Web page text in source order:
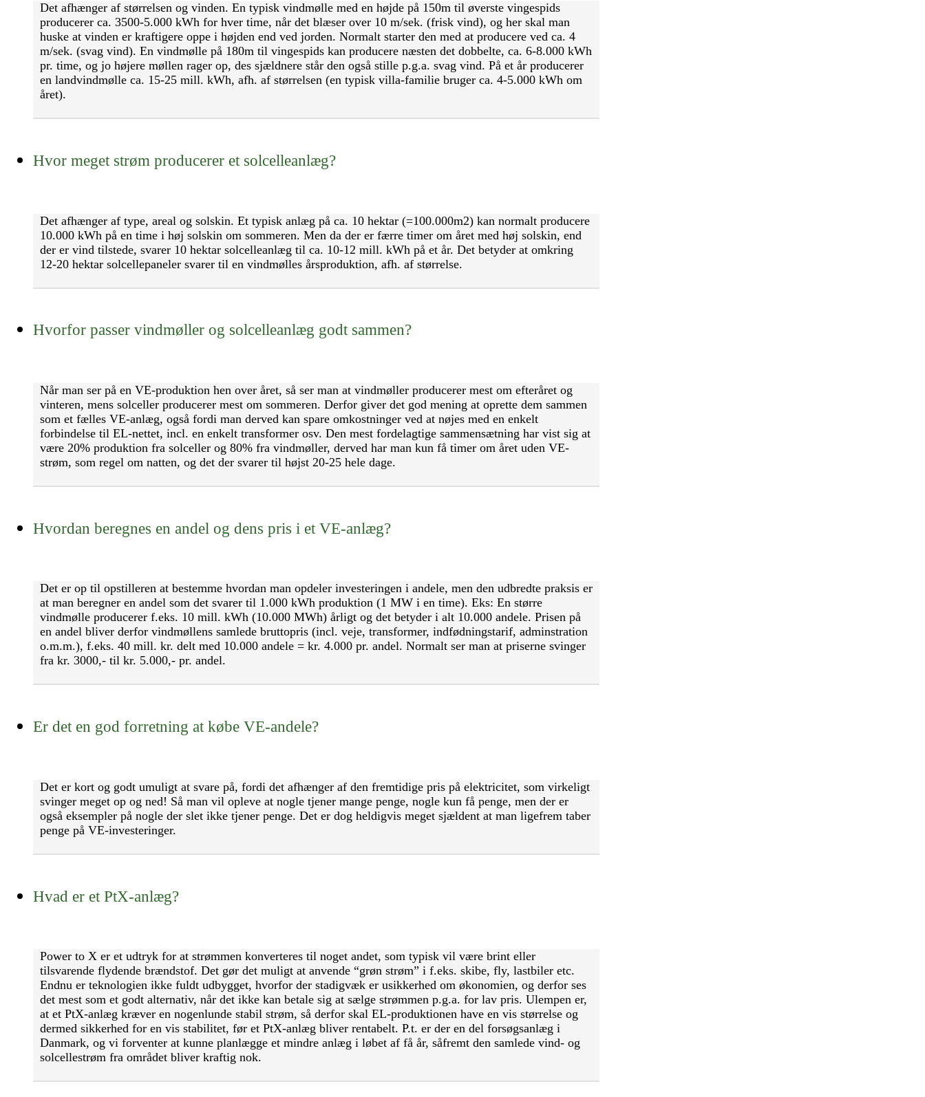
Det afhænger af størrelsen og vinden. En typisk vindmølle med en højde på 150m til øverste vingespids
producerer ca. 3500-5.000 kWh for hver time, når det blæser over 10 m/sek. (frisk vind), og her skal man
huske at vinden er kraftigere oppe i højden end ved jorden. Normalt starter den med at producere ved ca. 4
m/sek. (svag vind). En vindmølle på 180m til vingespids kan producere næsten det dobbelte, ca. 6-8.000 kWh
pr. time, og jo højere møllen rager op, des sjældnere står den også stille p.g.a. svag vind. På et år producerer
en landvindmølle ca. 15-25 mill. kWh, afh. af størrelsen (en typisk villa-familie bruger ca. 4-5.000 kWh om
året).
Hvor meget strøm producerer et solcelleanlæg?
Det afhænger af type, areal og solskin. Et typisk anlæg på ca. 10 hektar (=100.000m2) kan normalt producere
10.000 kWh på en time i høj solskin om sommeren. Men da der er færre timer om året med høj solskin, end
der er vind tilstede, svarer 10 hektar solcelleanlæg til ca. 10-12 mill. kWh på et år. Det betyder at omkring
12-20 hektar solcellepaneler svarer til en vindmølles årsproduktion, afh. af størrelse.
Hvorfor passer vindmøller og solcelleanlæg godt sammen?
Når man ser på en VE-produktion hen over året, så ser man at vindmøller producerer mest om efteråret og
vinteren, mens solceller producerer mest om sommeren. Derfor giver det god mening at oprette dem sammen
som et fælles VE-anlæg, også fordi man derved kan spare omkostninger ved at nøjes med en enkelt
forbindelse til EL-nettet, incl. en enkelt transformer osv. Den mest fordelagtige sammensætning har vist sig at
være 20% produktion fra solceller og 80% fra vindmøller, derved har man kun få timer om året uden VE-
strøm, som regel om natten, og det der svarer til højst 20-25 hele dage.
Hvordan beregnes en andel og dens pris i et VE-anlæg?
Det er op til opstilleren at bestemme hvordan man opdeler investeringen i andele, men den udbredte praksis er
at man beregner en andel som det svarer til 1.000 kWh produktion (1 MW i en time). Eks: En større
vindmølle producerer f.eks. 10 mill. kWh (10.000 MWh) årligt og det betyder i alt 10.000 andele. Prisen på
en andel bliver derfor vindmøllens samlede bruttopris (incl. veje, transformer, indfødningstarif, adminstration
o.m.m.), f.eks. 40 mill. kr. delt med 10.000 andele = kr. 4.000 pr. andel. Normalt ser man at priserne svinger
fra kr. 3000,- til kr. 5.000,- pr. andel.
Er det en god forretning at købe VE-andele?
Det er kort og godt umuligt at svare på, fordi det afhænger af den fremtidige pris på elektricitet, som virkeligt
svinger meget op og ned! Så man vil opleve at nogle tjener mange penge, nogle kun få penge, men der er
også eksempler på nogle der slet ikke tjener penge. Det er dog heldigvis meget sjældent at man ligefrem taber
penge på VE-investeringer.
Hvad er et PtX-anlæg?
Power to X er et udtryk for at strømmen konverteres til noget andet, som typisk vil være brint eller
tilsvarende flydende brændstof. Det gør det muligt at anvende “grøn strøm” i f.eks. skibe, fly, lastbiler etc.
Endnu er teknologien ikke fuldt udbygget, hvorfor der stadigvæk er usikkerhed om økonomien, og derfor ses
det mest som et godt alternativ, når det ikke kan betale sig at sælge strømmen p.g.a. for lav pris. Ulempen er,
at et PtX-anlæg kræver en nogenlunde stabil strøm, så derfor skal EL-produktionen have en vis størrelse og
dermed sikkerhed for en vis stabilitet, før et PtX-anlæg bliver rentabelt. P.t. er der en del forsøgsanlæg i
Danmark, og vi forventer at kunne planlægge et mindre anlæg i løbet af få år, såfremt den samlede vind- og
solcellestrøm fra området bliver kraftig nok.